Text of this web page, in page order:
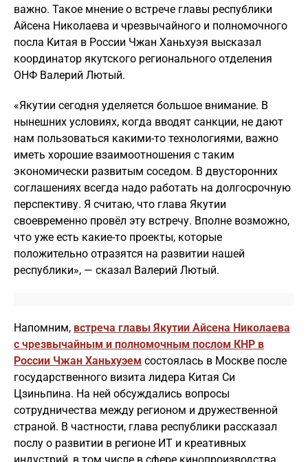
важно. Такое мнение о встрече главы республики
Айсена Николаева и чрезвычайного и полномочного
посла Китая в России Чжан Ханьхуэя высказал
координатор якутского регионального отделения
ОНФ Валерий Лютый.
«Якутии сегодня уделяется большое внимание. В
нынешних условиях, когда вводят санкции, не дают
нам пользоваться какими-то технологиями, важно
иметь хорошие взаимоотношения с таким
экономически развитым соседом. В двусторонних
соглашениях всегда надо работать на долгосрочную
перспективу. Я считаю, что глава Якутии
своевременно провёл эту встречу. Вполне возможно,
что уже есть какие-то проекты, которые
положительно отразятся на развитии нашей
республики», — сказал Валерий Лютый.
Напомним, встреча главы Якутии Айсена Николаева
с чрезвычайным и полномочным послом КНР в
России Чжан Ханьхуэем состоялась в Москве после
государственного визита лидера Китая Си
Цзиньпина. На ней обсуждались вопросы
сотрудничества между регионом и дружественной
страной. В частности, глава республики рассказал
послу о развитии в регионе ИТ и креативных